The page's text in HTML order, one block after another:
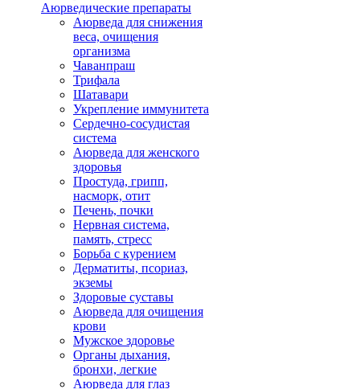
Аюрведические препараты
Аюрведа для снижения
веса, очищения
организма
Чаванпраш
Трифала
Шатавари
Укрепление иммунитета
Сердечно-сосудистая
система
Аюрведа для женского
здоровья
Простуда, грипп,
насморк, отит
Печень, почки
Нервная система,
память, стресс
Борьба с курением
Дерматиты, псориаз,
экземы
Здоровые суставы
Аюрведа для очищения
крови
Мужское здоровье
Органы дыхания,
бронхи, легкие
Аюрведа для глаз